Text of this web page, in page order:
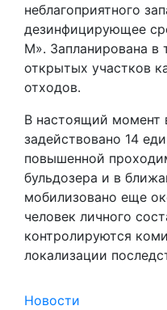
неблагоприятного
дезинфицирующее
М». Запланирована в
открытых участков
отходов.
В настоящий момент
задействовано 14
повышенной
бульдозера и в
мобилизовано еще
человек личного
контролируются
локализации
Новости